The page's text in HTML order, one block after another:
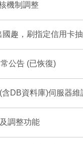
機制調整
國趣，刷指定信用卡
公告 (已恢復)
DB資料庫)伺服器維
調整功能